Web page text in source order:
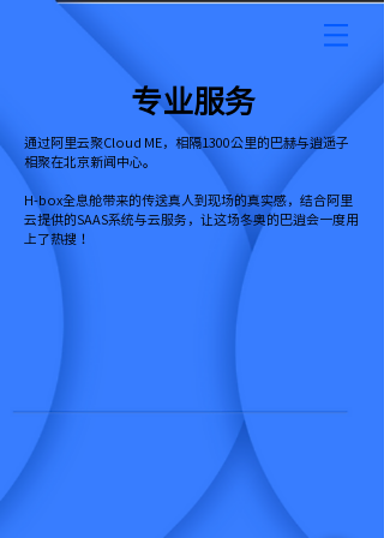
专业服务
​通过阿里云聚Cloud ME，相隔1300公里的巴赫与逍遥子
相聚在北京新闻中心。
​H-box全息舱带来的传送真人到现场的真实感，结合阿里
云提供的SAAS系统与云服务，让这场冬奥的巴逍会一度用
上了热搜！